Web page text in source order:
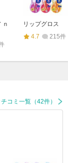
ｎ
リップグロス
4.7
215件
チコミ一覧（42件）